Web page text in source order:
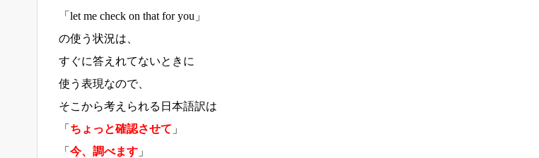
「let me check on that for you」
の使う状況は、
すぐに答えれてないときに
使う表現なので、
そこから考えられる日本語訳は
「 ちょっと確認させて 」
「 今、調べます 」